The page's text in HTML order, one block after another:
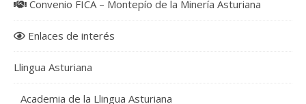
Convenio FICA – Montepío de la Minería Asturiana
Enlaces de interés
Llingua Asturiana
Academia de la Llingua Asturiana